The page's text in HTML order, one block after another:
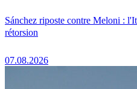
Sánchez riposte contre Meloni :
rétorsion
07.08.2026